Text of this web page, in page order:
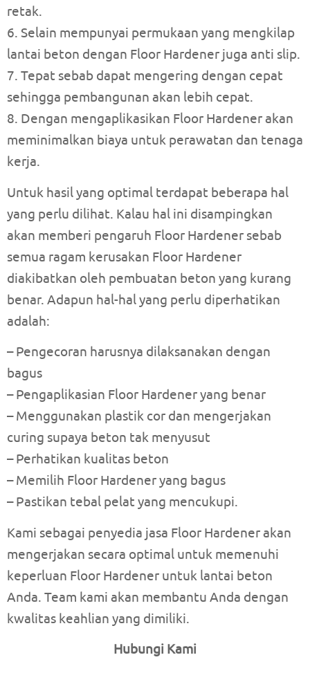
retak.
6. Selain mempunyai permukaan yang mengkilap
lantai beton dengan Floor Hardener juga anti slip.
7. Tepat sebab dapat mengering dengan cepat
sehingga pembangunan akan lebih cepat.
8. Dengan mengaplikasikan Floor Hardener akan
meminimalkan biaya untuk perawatan dan tenaga
kerja.
Untuk hasil yang optimal terdapat beberapa hal
yang perlu dilihat. Kalau hal ini disampingkan
akan memberi pengaruh Floor Hardener sebab
semua ragam kerusakan Floor Hardener
diakibatkan oleh pembuatan beton yang kurang
benar. Adapun hal-hal yang perlu diperhatikan
adalah:
– Pengecoran harusnya dilaksanakan dengan
bagus
– Pengaplikasian Floor Hardener yang benar
– Menggunakan plastik cor dan mengerjakan
curing supaya beton tak menyusut
– Perhatikan kualitas beton
– Memilih Floor Hardener yang bagus
– Pastikan tebal pelat yang mencukupi.
Kami sebagai penyedia jasa Floor Hardener akan
mengerjakan secara optimal untuk memenuhi
keperluan Floor Hardener untuk lantai beton
Anda. Team kami akan membantu Anda dengan
kwalitas keahlian yang dimiliki.
Hubungi Kami